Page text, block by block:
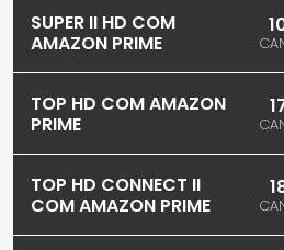
SUPER II HD COM
AMAZON PRIME
TOP HD COM AMAZON
PRIME
TOP HD CONNECT II
COM AMAZON PRIME